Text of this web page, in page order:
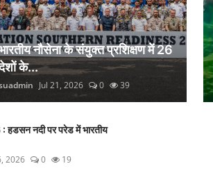
नौसेना के संयुक्त प्रशिक्षण में 26
के...
Jul 21, 2026 0 39
हडसन नदी पर परेड में भारतीय
2026 0 19